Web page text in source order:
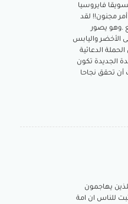
فايروسيا
مجنون!! لقد
.وهو يصور
الأخضر واليابس
الدعائية
الجديدة تكون
أن تحقق نجاحا
يهاجمون
للناس ان امة